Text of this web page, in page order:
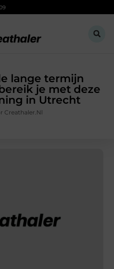
lange termijn
je met deze
in Utrecht
Creathaler.nl